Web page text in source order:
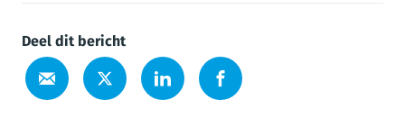
Deel dit bericht